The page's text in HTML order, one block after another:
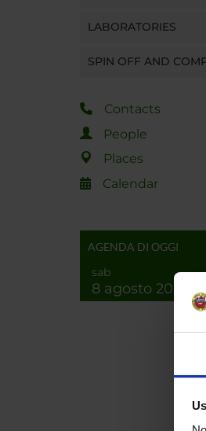
LABORATORIES
SPIN OFF AND
Contacts
People
Places
Calendar
AGENDA DI OGGI
sab
8 agosto 2026